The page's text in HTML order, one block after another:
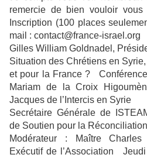
remercie de bien vouloir
Inscription (100 places
mail : contact@france-israel.org
Gilles William Goldnadel,
Situation des Chrétiens en
et pour la France ?
Mariam de la Croix
Jacques de l’Intercis en Syrie
Secrétaire Générale de
de Soutien pour la
Modérateur : Maître
Exécutif de l’Association